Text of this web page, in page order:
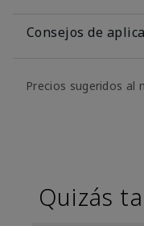
Consejos de
Precios sugeridos al
Quizás